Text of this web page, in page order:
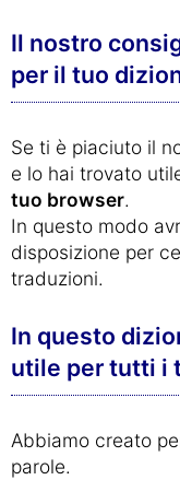
Il nostro
per il tuo
Se ti è piaciuto il
e lo hai trovato
tuo browser.
In questo modo
disposizione per
traduzioni.
In questo
utile per tutti i
Abbiamo creato
parole.